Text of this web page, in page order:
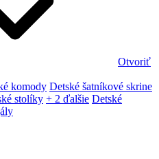
Otvoriť
komody Detské šatníkové skrine
stolíky + 2 ďalšie Detské